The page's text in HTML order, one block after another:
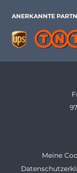
ANERKANNTE
Meine